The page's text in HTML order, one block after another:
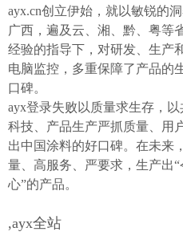
ayx.cn创立伊始，就以敏锐的
广西，遍及云、湘、黔、粤等
经验的指导下，对研发、生产
电脑监控，多重保障了产品的
口碑。
ayx登录失败以质量求生存，
科技、产品生产严抓质量、用
出中国涂料的好口碑。在未来
量、高服务、严要求，生产出
心”的产品。
,ayx全站